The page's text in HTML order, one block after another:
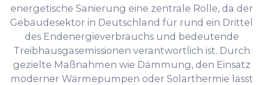
energetische Sanierung eine zentrale Rolle, da der
Gebäudesektor in Deutschland für rund ein Drittel
des Endenergieverbrauchs und bedeutende
Treibhausgasemissionen verantwortlich ist. Durch
gezielte Maßnahmen wie Dämmung, den Einsatz
moderner Wärmepumpen oder Solarthermie lässt